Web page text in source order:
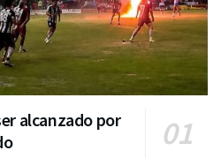
alcanzado por